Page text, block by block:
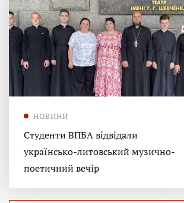
НОВИНИ
Студенти ВПБА відвідали
українсько-литовський музично-
поетичний вечір